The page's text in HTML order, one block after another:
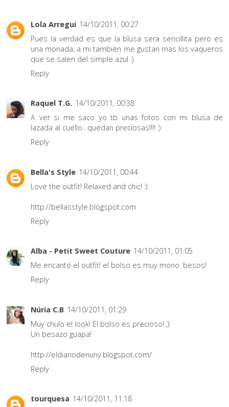
Lola Arregui 14/10/2011, 00:27
Pues la verdad es que la blusa sera sencillita pero es
una monada, a mi también me gustan mas los vaqueros
que se salen del simple azul :)
Reply
Raquel T.G. 14/10/2011, 00:38
A ver si me saco yo tb unas fotos con mi blusa de
lazada al cuello.. quedan preciosas!!!! :)
Reply
Bella's Style 14/10/2011, 00:44
Love the outfit! Relaxed and chic! :)
http://bellasstyle.blogspot.com
Reply
Alba - Petit Sweet Couture 14/10/2011, 01:05
Me encantó el outfit! el bolso es muy mono. besos!
Reply
Núria C.B 14/10/2011, 01:29
Muy chulo el look! El bolso es precioso! ;)
Un besazo guapa!
http://eldiariodenuny.blogspot.com/
Reply
tourquesa 14/10/2011, 11:18